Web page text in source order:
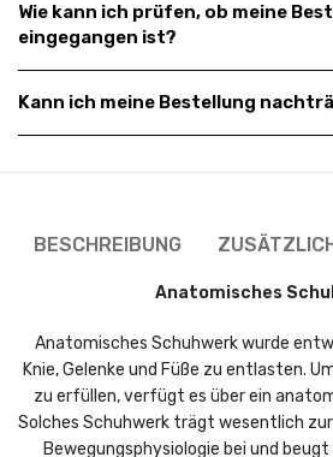
Wie kann ich prüfen, ob meine
eingegangen ist?
Kann ich meine Bestellung
BESCHREIBUNG
Anatomisches
Anatomisches Schuhwerk wurde
Knie, Gelenke und Füße zu entlasten.
zu erfüllen, verfügt es über ein
Solches Schuhwerk trägt wesentlich
Bewegungsphysiologie bei und